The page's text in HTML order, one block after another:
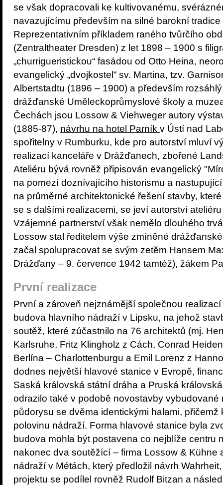
se však dopracovali ke kultivovanému,
navazujícímu především na silné barokní
Reprezentativním příkladem raného tvůrčího
(Zentraltheater Dresden) z let 1898 – 1900 s
„churrigueristickou“ fasádou od Otto Heina,
evangelický „dvojkostel“ sv. Martina, tzv.
Albertstadtu (1896 – 1900) a především
drážďanské Uměleckoprůmyslové školy a
Čechách jsou Lossow & Viehweger autory
(1885-87), návrhu na hotel Parník v Ústí nad
spořitelny v Rumburku, kde pro autorství mluví
realizací kanceláře v Drážďanech, zbořené
Ateliéru bývá rovněž připisován evangelický
na pomezí doznívajícího historismu a
na průměrné architektonické řešení stavby,
se s dalšími realizacemi, se jeví autorství
Vzájemné partnerství však nemělo dlouhého
Lossow stal ředitelem výše zmíněné
začal spolupracovat se svým zetěm Hansem
Drážďany – 9. července 1942 tamtéž), žákem
První realizace
První a zároveň nejznámější společnou
budova hlavního nádraží v Lipsku, na jehož
soutěž, které zúčastnilo na 76 architektů (mj.
Karlsruhe, Fritz Klingholz z Cách, Conrad
Berlína – Charlottenburgu a Emil Lorenz z
dodnes největší hlavové stanice v Evropě,
Saská královská státní dráha a Pruská
odrazilo také v podobě novostavby vybudované
půdorysu se dvěma identickými halami,
polovinu nádraží. Forma hlavové stanice byla
budova mohla být postavena co nejblíže centru
nakonec dva soutěžící – firma Lossow & Kühne
nádraží v Métách, který předložil návrh
projektu se podílel rovněž Rudolf Bitzan a